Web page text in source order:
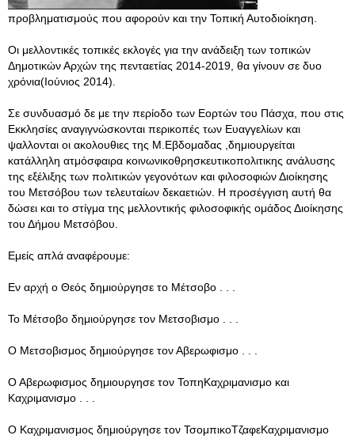
προβληματισμούς που αφορούν και την Τοπική Αυτοδιοίκηση.
Οι μελλοντικές τοπικές εκλογές για την ανάδειξη των τοπικών
Δημοτικών Αρχών της πενταετίας 2014-2019, θα γίνουν σε δυο
χρόνια(Ιούνιος 2014).
Σε συνδυασμό δε με την περίοδο των Εορτών του Πάσχα, που στις
Εκκλησίες αναγιγνώσκονται περικοπές των Ευαγγελίων και
ψαλλονται οι ακολουθιες της Μ.Εβδομαδας ,δημιουργείται
κατάλληλη ατμόσφαιρα κοινωνικοθρησκευτικοπολιτικης ανάλυσης
της εξέλιξης των πολιτικών γεγονότων και φιλοσοφιών Διοίκησης
του Μετσόβου των τελευταίων δεκαετιών. Η προσέγγιση αυτή θα
δώσει και το στίγμα της μελλοντικής φιλοσοφικής ομάδος Διοίκησης
του Δήμου Μετσόβου.
Εμείς απλά αναφέρουμε:
Εν αρχή ο Θεός δημιούργησε το Μέτσοβο . . .
Το Μέτσοβο δημιούργησε τον Μετσοβισμο . . .
Ο Μετσοβισμος δημιούργησε τον Αβερωφισμo . . .
Ο Αβερωφισμος δημιουργησε τον ΤοπηΚαχριμανισμο και
Καχριμανισμο . . .
Ο Καχριμανισμος δημιούργησε τον ΤσομπικοΤζαφεΚαχριμανισμο